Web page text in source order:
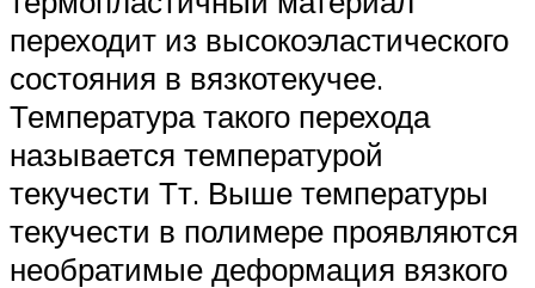
переходит из высокоэластического
состояния в вязкотекучее.
Температура такого перехода
называется температурой
текучести Тт. Выше температуры
текучести в полимере проявляются
необратимые деформация вязкого